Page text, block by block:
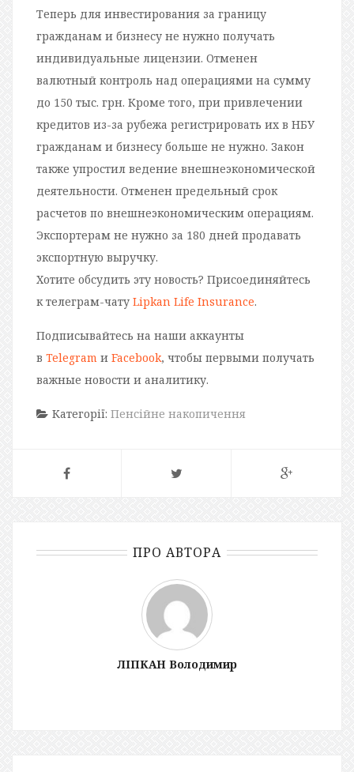
Теперь для инвестирования за границу
гражданам и бизнесу не нужно получать
индивидуальные лицензии. Отменен
валютный контроль над операциями на сумму
до 150 тыс. грн. Кроме того, при привлечении
кредитов из-за рубежа регистрировать их в НБУ
гражданам и бизнесу больше не нужно. Закон
также упростил ведение внешнеэкономической
деятельности. Отменен предельный срок
расчетов по внешнеэкономическим операциям.
Экспортерам не нужно за 180 дней продавать
экспортную выручку.
Хотите обсудить эту новость? Присоединяйтесь
к телеграм-чату Lipkan Life Insurance.
Подписывайтесь на наши аккаунты
в Telegram и Facebook, чтобы первыми получать
важные новости и аналитику.
Категорії: Пенсійне накопичення
ПРО АВТОРА
ЛІПКАН Володимир